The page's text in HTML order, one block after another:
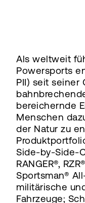
Als weltweit
Powersports
PII) seit seiner
bereichernde
Menschen
der Natur zu
Side-by-Side-
RANGER®,
Sportsman®
militärische
Fahrzeuge;